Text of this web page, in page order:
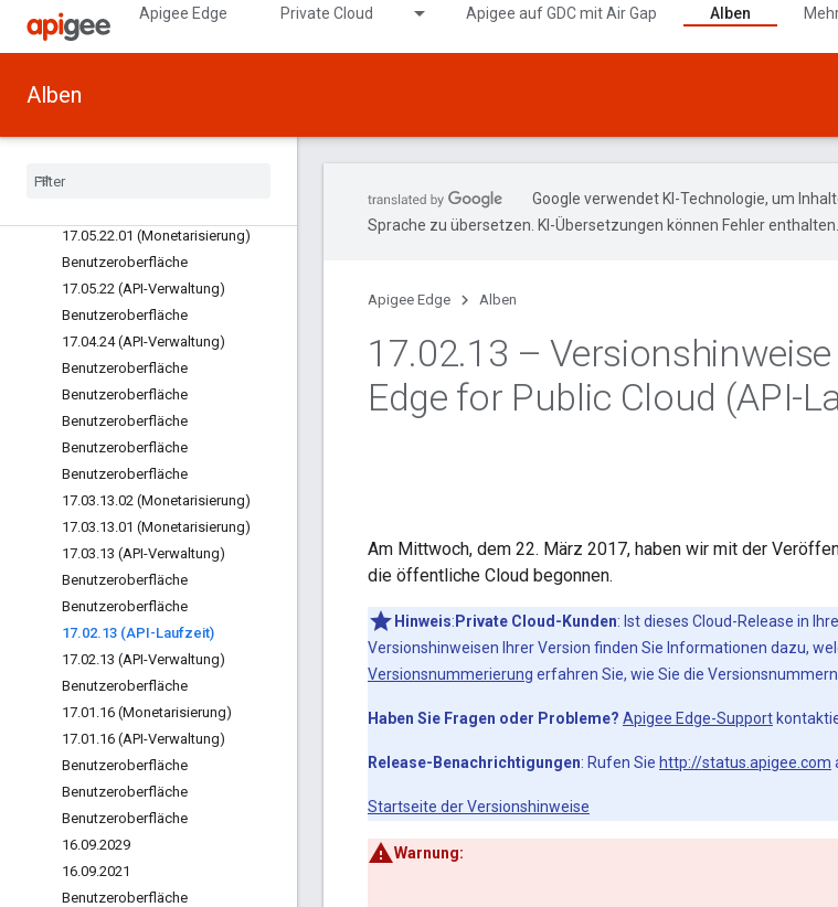
Apigee Edge Private Cloud Apigee auf GDC mit Air Gap Alben
Alben
17.08.08 (Analytics)
Benutzeroberfläche
17.07.31 (API-Verwaltung/Laufzeit)
Benutzeroberfläche
17.05.22.01 (Monetarisierung)
Benutzeroberfläche
17.05.22 (API-Verwaltung)
Benutzeroberfläche
17.04.24 (API-Verwaltung)
Benutzeroberfläche
Benutzeroberfläche
Benutzeroberfläche
Benutzeroberfläche
Benutzeroberfläche
17.03.13.02 (Monetarisierung)
17.03.13.01 (Monetarisierung)
17.03.13 (API-Verwaltung)
Benutzeroberfläche
Benutzeroberfläche
17.02.13 (API-Laufzeit)
17.02.13 (API-Verwaltung)
Benutzeroberfläche
17.01 .16 (Monetarisierung)
17.01 .16 (API-Verwaltung)
Benutzeroberfläche
Benutzeroberfläche
Benutzeroberfläche
16.09.2029
16.09.2021
Benutzeroberfläche
Google verwendet KI-Technologie, um
Sprache zu übersetzen. KI-Übersetzungen können Fehler enthalten.
Apigee Edge Alben
17.02.13 –
Edge for Public Cloud (API-
Am Mittwoch, dem 22. März 2017, haben wir mit der
die öffentliche Cloud begonnen.
Hinweis: Private Cloud-Kunden: Ist dieses Cloud-Release in
Versionshinweisen Ihrer Version finden Sie Informationen dazu,
Versionsnummerierung erfahren Sie, wie Sie die
Haben Sie Fragen oder Probleme? Apigee Edge-Support
Release-Benachrichtigungen: Rufen Sie http://status.apigee.com
Startseite der Versionshinweise
Warnung: